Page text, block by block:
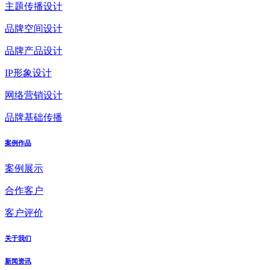
主题传播设计
品牌空间设计
品牌产品设计
IP形象设计
网络营销设计
品牌基础传播
案例作品
案例展示
合作客户
客户评价
关于我们
新闻资讯